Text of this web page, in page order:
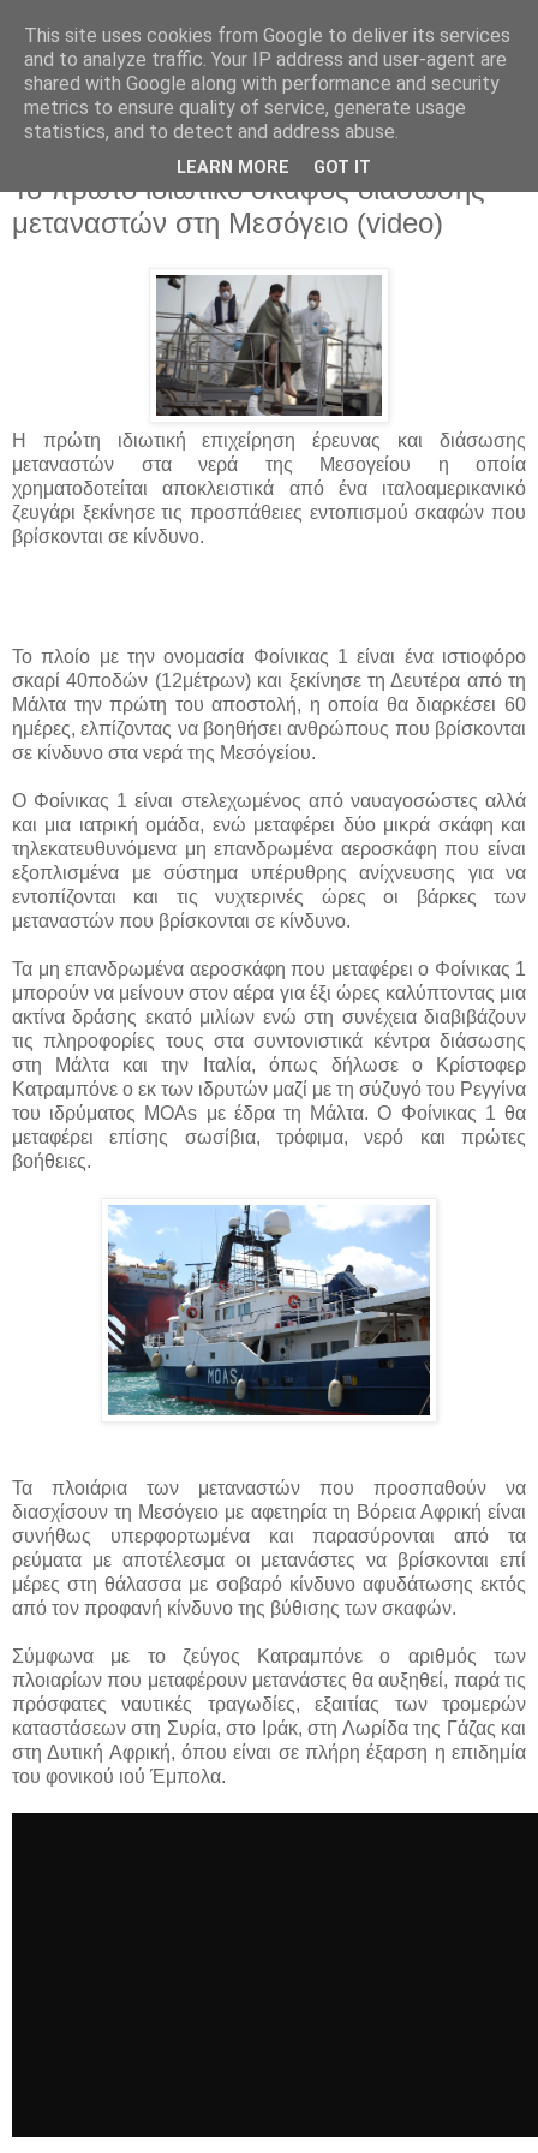
Το πρώτο ιδιωτικό σκάφος διάσωσης
μεταναστών στη Μεσόγειο (video)
Η πρώτη ιδιωτική επιχείρηση έρευνας και διάσωσης
μεταναστών στα νερά της Μεσογείου η οποία
χρηματοδοτείται αποκλειστικά από ένα ιταλοαμερικανικό
ζευγάρι ξεκίνησε τις προσπάθειες εντοπισμού σκαφών που
βρίσκονται σε κίνδυνο.
Το πλοίο με την ονομασία Φοίνικας 1 είναι ένα ιστιοφόρο
σκαρί 40ποδών (12μέτρων) και ξεκίνησε τη Δευτέρα από τη
Μάλτα την πρώτη του αποστολή, η οποία θα διαρκέσει 60
ημέρες, ελπίζοντας να βοηθήσει ανθρώπους που βρίσκονται
σε κίνδυνο στα νερά της Μεσόγείου.
Ο Φοίνικας 1 είναι στελεχωμένος από ναυαγοσώστες αλλά
και μια ιατρική ομάδα, ενώ μεταφέρει δύο μικρά σκάφη και
τηλεκατευθυνόμενα μη επανδρωμένα αεροσκάφη που είναι
εξοπλισμένα με σύστημα υπέρυθρης ανίχνευσης για να
εντοπίζονται και τις νυχτερινές ώρες οι βάρκες των
μεταναστών που βρίσκονται σε κίνδυνο.
Τα μη επανδρωμένα αεροσκάφη που μεταφέρει ο Φοίνικας 1
μπορούν να μείνουν στον αέρα για έξι ώρες καλύπτοντας μια
ακτίνα δράσης εκατό μιλίων ενώ στη συνέχεια διαβιβάζουν
τις πληροφορίες τους στα συντονιστικά κέντρα διάσωσης
στη Μάλτα και την Ιταλία, όπως δήλωσε ο Κρίστοφερ
Κατραμπόνε ο εκ των ιδρυτών μαζί με τη σύζυγό του Ρεγγίνα
του ιδρύματος MOAs με έδρα τη Μάλτα. Ο Φοίνικας 1 θα
μεταφέρει επίσης σωσίβια, τρόφιμα, νερό και πρώτες
βοήθειες.
Τα πλοιάρια των μεταναστών που προσπαθούν να
διασχίσουν τη Μεσόγειο με αφετηρία τη Βόρεια Αφρική είναι
συνήθως υπερφορτωμένα και παρασύρονται από τα
ρεύματα με αποτέλεσμα οι μετανάστες να βρίσκονται επί
μέρες στη θάλασσα με σοβαρό κίνδυνο αφυδάτωσης εκτός
από τον προφανή κίνδυνο της βύθισης των σκαφών.
Σύμφωνα με το ζεύγος Κατραμπόνε ο αριθμός των
πλοιαρίων που μεταφέρουν μετανάστες θα αυξηθεί, παρά τις
πρόσφατες ναυτικές τραγωδίες, εξαιτίας των τρομερών
καταστάσεων στη Συρία, στο Ιράκ, στη Λωρίδα της Γάζας και
στη Δυτική Αφρική, όπου είναι σε πλήρη έξαρση η επιδημία
του φονικού ιού Έμπολα.
This site uses cookies from Google to deliver its services
and to analyze traffic. Your IP address and user-agent are
shared with Google along with performance and security
metrics to ensure quality of service, generate usage
statistics, and to detect and address abuse.
LEARN MORE GOT IT